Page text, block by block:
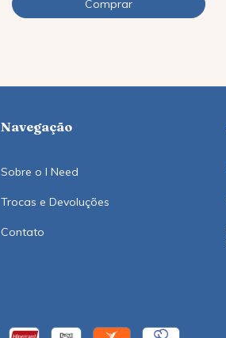
Navegação
Sobre o I Need
Trocas e Devoluções
Contato